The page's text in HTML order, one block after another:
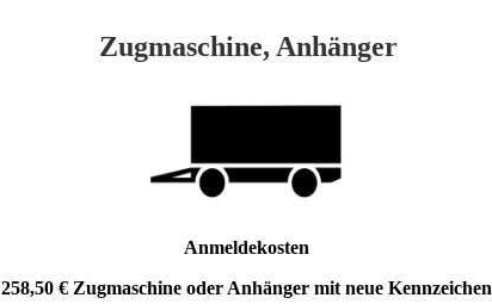
Zugmaschine, Anhänger
Anmeldekosten
258,50 € Zugmaschine oder Anhänger mit neue Kennzeichen